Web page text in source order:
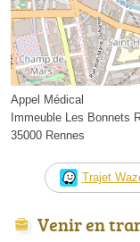
Appel Médical
Immeuble Les Bonnets
35000 Rennes
Trajet
Venir en